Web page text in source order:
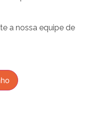
a nossa equipe de